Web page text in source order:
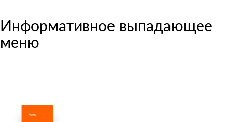
Информативное выпадающее
меню